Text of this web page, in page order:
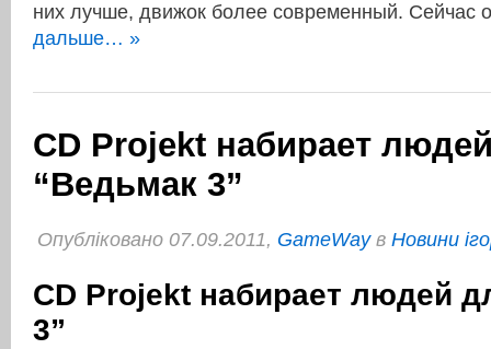
них лучше, движок более современный. Сейчас
дальше… »
CD Projekt набирает
“Ведьмак 3”
Опубліковано 07.09.2011, GameWayв Новини
CD Projekt набирает людей
3”